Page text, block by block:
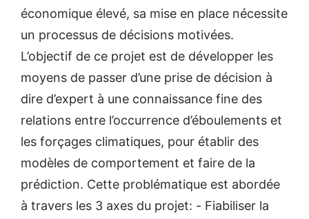
économique élevé, sa mise en place nécessite
un processus de décisions motivées.
L’objectif de ce projet est de développer les
moyens de passer d’une prise de décision à
dire d’expert à une connaissance fine des
relations entre l’occurrence d’éboulements et
les forçages climatiques, pour établir des
modèles de comportement et faire de la
prédiction. Cette problématique est abordée
à travers les 3 axes du projet: - Fiabiliser la